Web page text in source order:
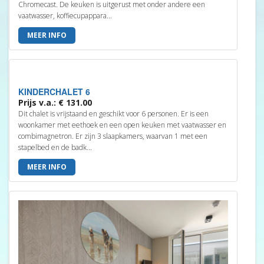
Chromecast. De keuken is uitgerust met onder andere een
vaatwasser, koffiecupappara...
MEER INFO
KINDERCHALET 6
Prijs v.a.: € 131.00
Dit chalet is vrijstaand en geschikt voor 6 personen. Er is een
woonkamer met eethoek en een open keuken met vaatwasser en
combimagnetron. Er zijn 3 slaapkamers, waarvan 1 met een
stapelbed en de badk...
MEER INFO